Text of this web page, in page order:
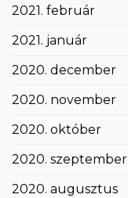
2021. február
2021. január
2020. december
2020. november
2020. október
2020. szeptember
2020. augusztus